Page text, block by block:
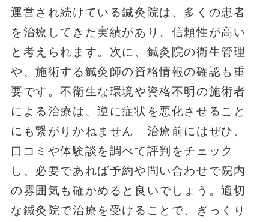
運営され続けている鍼灸院は、多くの患者
を治療してきた実績があり、信頼性が高い
と考えられます。次に、鍼灸院の衛生管理
や、施術する鍼灸師の資格情報の確認も重
要です。不衛生な環境や資格不明の施術者
による治療は、逆に症状を悪化させること
にも繋がりかねません。治療前にはぜひ、
口コミや体験談を調べて評判をチェック
し、必要であれば予約や問い合わせで院内
の雰囲気も確かめると良いでしょう。適切
な鍼灸院で治療を受けることで、ぎっくり